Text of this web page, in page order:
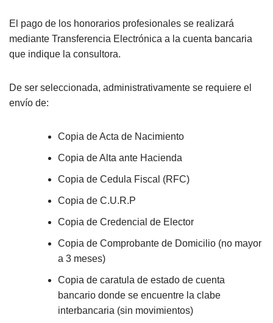
El pago de los honorarios profesionales se realizará
mediante Transferencia Electrónica a la cuenta bancaria
que indique la consultora.
De ser seleccionada, administrativamente se requiere el
envío de:
Copia de Acta de Nacimiento
Copia de Alta ante Hacienda
Copia de Cedula Fiscal (RFC)
Copia de C.U.R.P
Copia de Credencial de Elector
Copia de Comprobante de Domicilio (no mayor
a 3 meses)
Copia de caratula de estado de cuenta
bancario donde se encuentre la clabe
interbancaria (sin movimientos)